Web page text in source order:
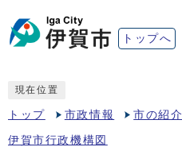
トップへ
現在位置
トップ 市政情報 市の紹介
伊賀市行政機構図